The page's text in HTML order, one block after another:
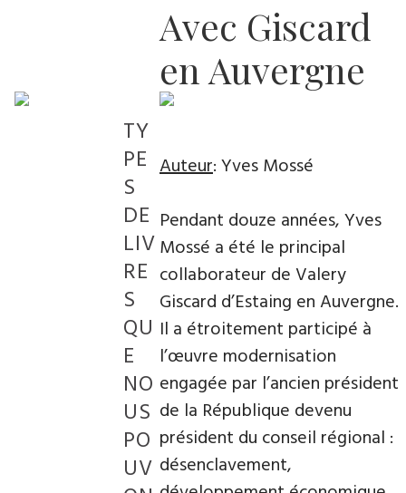
Avec Giscard
en Auvergne
Auteur: Yves Mossé
Pendant douze années, Yves
Mossé a été le principal
collaborateur de Valery
Giscard d’Estaing en Auvergne.
Il a étroitement participé à
l’œuvre modernisation
engagée par l’ancien président
de la République devenu
président du conseil régional :
désenclavement,
TY
PE
S
DE
LIV
RE
S
QU
E
NO
US
PO
UV